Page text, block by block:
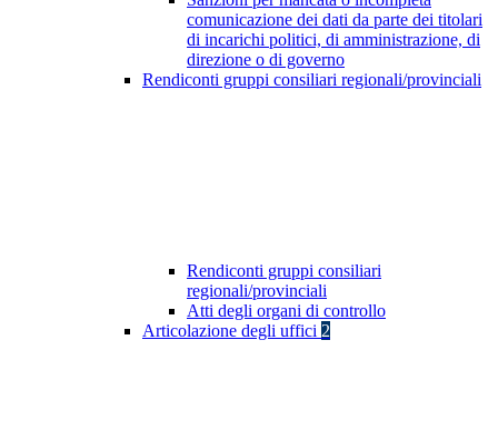
comunicazione dei dati da parte dei titolari
di incarichi politici, di amministrazione, di
direzione o di governo
Rendiconti gruppi consiliari regionali/provinciali
Rendiconti gruppi consiliari
regionali/provinciali
Atti degli organi di controllo
Articolazione degli uffici 2